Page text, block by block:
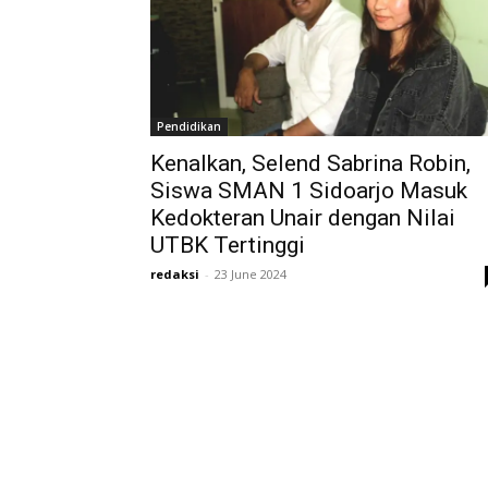
Pendidikan
Kenalkan, Selend Sabrina Robin,
Siswa SMAN 1 Sidoarjo Masuk
Kedokteran Unair dengan Nilai
UTBK Tertinggi
redaksi - 23 June 2024